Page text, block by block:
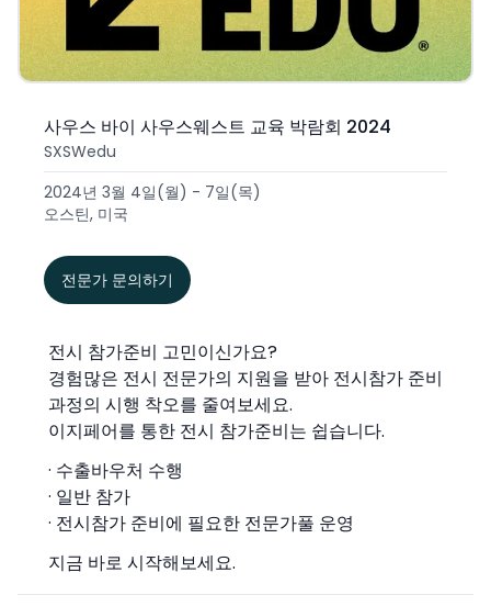
사우스 바이 사우스웨스트 교육 박람회 2024
SXSWedu
2024년 3월 4일(월) - 7일(목)
오스틴, 미국
전문가 문의하기
전시 참가준비 고민이신가요?
경험많은 전시 전문가의 지원을 받아 전시참가 준비
과정의 시행 착오를 줄여보세요.
이지페어를 통한 전시 참가준비는 쉽습니다.
· 수출바우처 수행
· 일반 참가
· 전시참가 준비에 필요한 전문가풀 운영
지금 바로 시작해보세요.